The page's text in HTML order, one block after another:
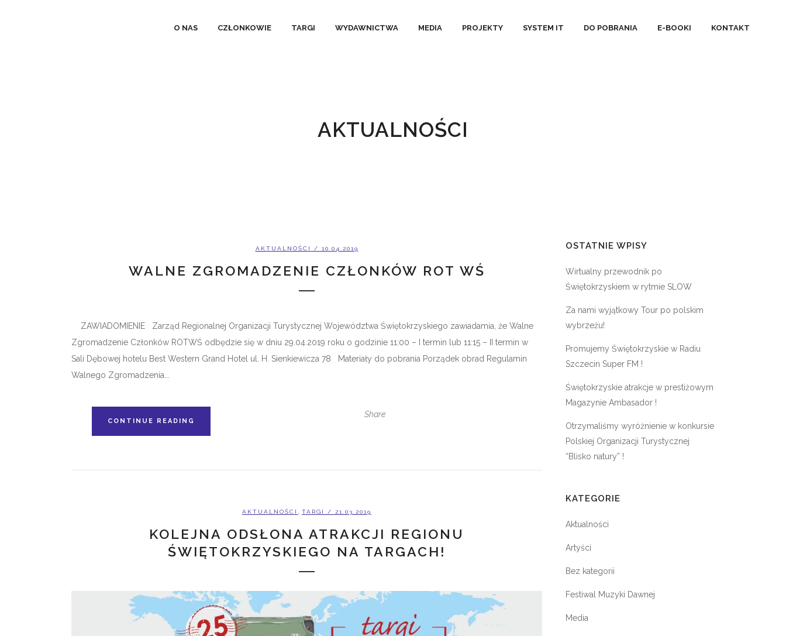
O NAS CZŁONKOWIE TARGI WYDAWNICTWA MEDIA PROJEKTY SYSTEM IT DO POBRANIA E-BOOKI KONTAKT
AKTUALNOŚCI
AKTUALNOŚCI / 10.04.2019
WALNE ZGROMADZENIE CZŁONKÓW ROT WŚ
ZAWIADOMIENIE Zarząd Regionalnej Organizacji Turystycznej Województwa Świętokrzyskiego zawiadamia, że Walne
Zgromadzenie Członków ROTWŚ odbędzie się w dniu 29.04.2019 roku o godzinie 11:00 – I termin lub 11:15 – II termin w
Sali Dębowej hotelu Best Western Grand Hotel ul. H. Sienkiewicza 78 Materiały do pobrania Porządek obrad Regulamin
Walnego Zgromadzenia...
CONTINUE READING
Share
AKTUALNOŚCI TARGI / 21.03.2019
KOLEJNA ODSŁONA ATRAKCJI REGIONU
ŚWIĘTOKRZYSKIEGO NA TARGACH!
OSTATNIE WPISY
Wirtualny przewodnik po
Świętokrzyskiem w rytmie SLOW
Za nami wyjątkowy Tour po polskim
wybrzeżu!
Promujemy Świętokrzyskie w Radiu
Szczecin Super FM !
Świętokrzyskie atrakcje w prestiżowym
Magazynie Ambasador !
Otrzymaliśmy wyróżnienie w konkursie
Polskiej Organizacji Turystycznej
“Blisko natury” !
KATEGORIE
Aktualności
Artyści
Bez kategorii
Festiwal Muzyki Dawnej
Media